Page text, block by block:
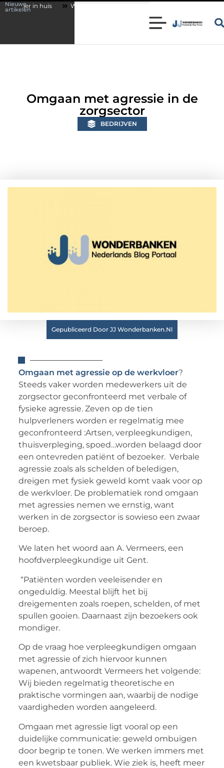
Nieuwe
artikelenWonen in een karakteristieke woning in Bunschoten? Controleer of
Omgaan met agressie in de
zorgsector
BEDRIJVEN
Gepubliceerd Door JJ Wonderbanken.nl
Omgaan met agressie op de werkvloer?
Steeds vaker worden medewerkers uit de
zorgsector geconfronteerd met verbale of
fysieke agressie. Zeven op de tien
hulpverleners worden er regelmatig mee
geconfronteerd :Artsen, verpleegkundigen,
thuisverpleging, spoed…worden belaagd door
een ontevreden patiënt of bezoeker. Verbale
agressie zoals als schelden of beledigen,
dreigen met fysiek geweld komt vaak voor op
de werkvloer. De problematiek rond omgaan
met agressies nemen we ernstig, want
werken in de zorgsector is sowieso een zwaar
beroep.
We laten het woord aan A. Vermeers, een
hoofdverpleegkundige uit Gent.
“Patiënten worden veeleisender en
ongeduldig. Meestal blijft het bij
dreigementen zoals roepen, schelden, of met
spullen gooien. Daarnaast zijn bezoekers ook
mondiger.
Op de vraag hoe verpleegkundigen omgaan
met agressie of zich hiervoor kunnen
wapenen, antwoordt Vermeers het volgende:
Wij bieden regelmatig theoretische en
praktische vormingen aan, waarbij de nodige
vaardigheden worden aangeleerd.
Omgaan met agressie ligt vooral op een
duidelijke communicatie: geweld ombuigen
door begrip te tonen. We werken immers met
een kwetsbaar publiek. Wie ziek is, heeft meer